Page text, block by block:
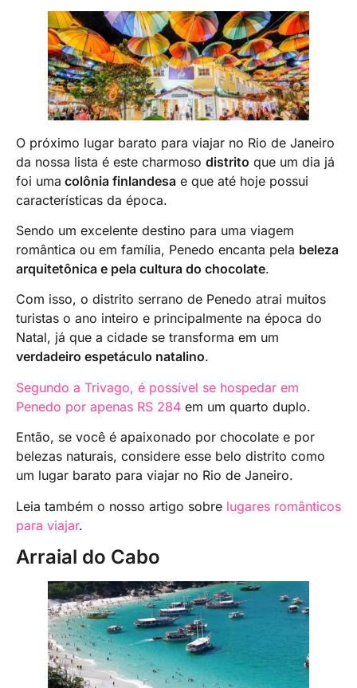
O próximo lugar barato para viajar no Rio de Janeiro
da nossa lista é este charmoso distrito que um dia já
foi uma colônia finlandesa e que até hoje possui
características da época.
Sendo um excelente destino para uma viagem
romântica ou em família, Penedo encanta pela beleza
arquitetônica e pela cultura do chocolate.
Com isso, o distrito serrano de Penedo atrai muitos
turistas o ano inteiro e principalmente na época do
Natal, já que a cidade se transforma em um
verdadeiro espetáculo natalino.
Segundo a Trivago, é possível se hospedar em
Penedo por apenas RS 284 em um quarto duplo.
Então, se você é apaixonado por chocolate e por
belezas naturais, considere esse belo distrito como
um lugar barato para viajar no Rio de Janeiro.
Leia também o nosso artigo sobre lugares românticos
para viajar.
Arraial do Cabo